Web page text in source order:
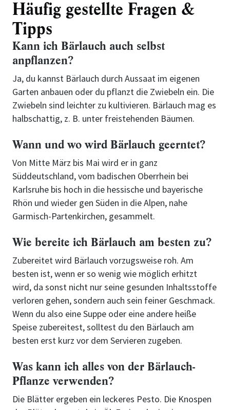
Häufig gestellte Fragen &
Tipps
Kann ich Bärlauch auch selbst
anpflanzen?
Ja, du kannst Bärlauch durch Aussaat im eigenen
Garten anbauen oder du pflanzt die Zwiebeln ein. Die
Zwiebeln sind leichter zu kultivieren. Bärlauch mag es
halbschattig, z. B. unter freistehenden Bäumen.
Wann und wo wird Bärlauch geerntet?
Von Mitte März bis Mai wird er in ganz
Süddeutschland, vom badischen Oberrhein bei
Karlsruhe bis hoch in die hessische und bayerische
Rhön und wieder gen Süden in die Alpen, nahe
Garmisch-Partenkirchen, gesammelt.
Wie bereite ich Bärlauch am besten zu?
Zubereitet wird Bärlauch vorzugsweise roh. Am
besten ist, wenn er so wenig wie möglich erhitzt
wird, da sonst nicht nur seine gesunden Inhaltsstoffe
verloren gehen, sondern auch sein feiner Geschmack.
Wenn du also eine Suppe oder eine andere heiße
Speise zubereitest, solltest du den Bärlauch am
besten erst kurz vor dem Servieren zugeben.
Was kann ich alles von der Bärlauch-
Pflanze verwenden?
Die Blätter ergeben ein leckeres Pesto. Die Knospen